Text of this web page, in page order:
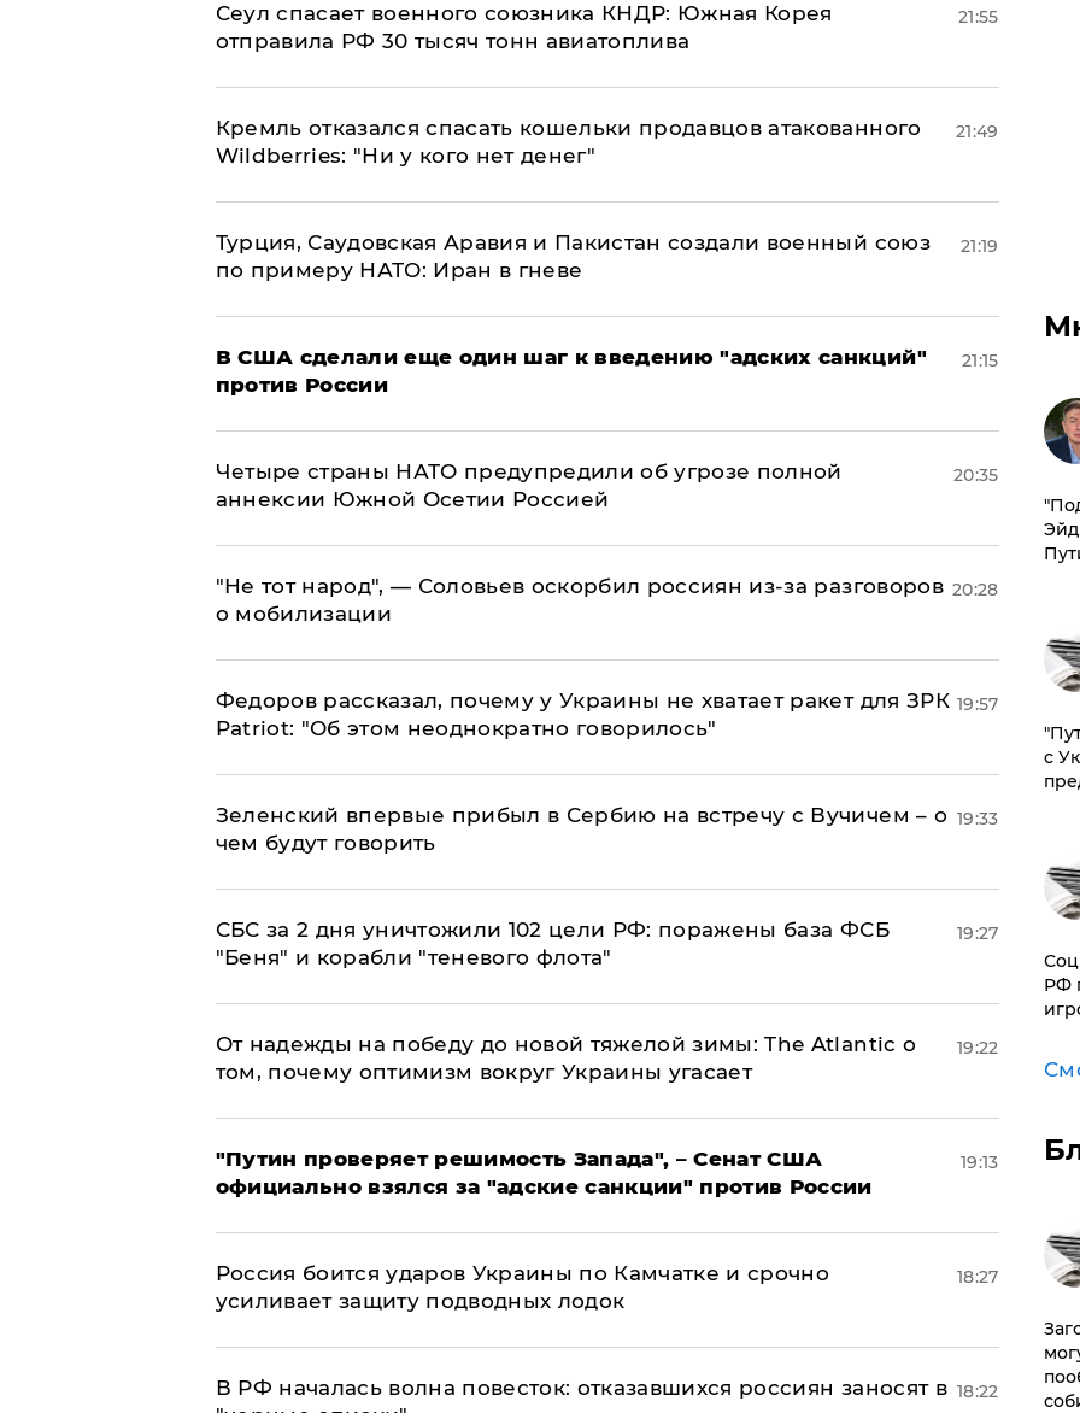
​Сеул спасает военного союзника КНДР: Южная Корея
отправила РФ 30 тысяч тонн авиатоплива
21:55
Кремль отказался спасать кошельки продавцов атакованного
Wildberries: "Ни у кого нет денег"
21:49
Турция, Саудовская Аравия и Пакистан создали военный союз
по примеру НАТО: Иран в гневе
21:19
В США сделали еще один шаг к введению "адских санкций"
против России
21:15
Четыре страны НАТО предупредили об угрозе полной
аннексии Южной Осетии Россией
20:35
​"Не тот народ", — Соловьев оскорбил россиян из-за разговоров
о мобилизации
20:28
Федоров рассказал, почему у Украины не хватает ракет для ЗРК
Patriot: "Об этом неоднократно говорилось"
19:57
Зеленский впервые прибыл в Сербию на встречу с Вучичем – о
чем будут говорить
19:33
СБС за 2 дня уничтожили 102 цели РФ: поражены база ФСБ
"Беня" и корабли "теневого флота"
19:27
От надежды на победу до новой тяжелой зимы: The Atlantic о
том, почему оптимизм вокруг Украины угасает
19:22
"Путин проверяет решимость Запада", – Сенат США
официально взялся за "адские санкции" против России
19:13
Россия боится ударов Украины по Камчатке и срочно
усиливает защиту подводных лодок
18:27
​В РФ началась волна повесток: отказавшихся россиян заносят в 18:22
с
РФ